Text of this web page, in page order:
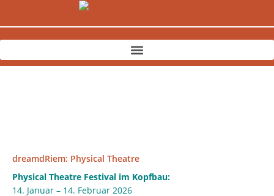
dreamdRiem: Physical Theatre
Physical Theatre Festival im Kopfbau:
14. Januar – 14. Februar 2026